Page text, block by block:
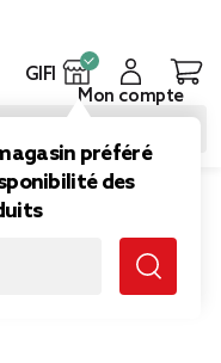
GIFI
préféré
des
Mon compte